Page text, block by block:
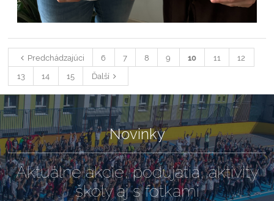
Predchádzajúci 6 7 8 9 10 11
12
13
14 15 Ďalší
Novinky
Aktuálne akcie, podujatia, aktivity
školy aj s fotkami